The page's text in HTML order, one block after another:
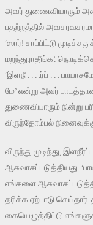
அவர் துணைவியாரும்
பதற்றத்தில்
‘ஸார்! சாப்பிட்டு
மறந்துராதீங்க’.
‘இளநீ . . . .ர்ப் . . .
மே’ என்று அவர்
துணைவியாரும் நின்று
விருந்தோம்பல்
விருந்து முடிந்து,
ஆசுவாசப்படுத்தியது.
எங்களை
தரிக்க ஏற்பாடு
கையெழுத்திட்டு